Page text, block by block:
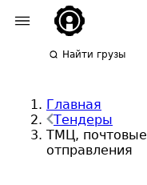
Найти грузы
Главная
Тендеры
ТМЦ, почтовые
отправления